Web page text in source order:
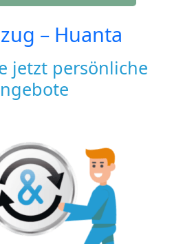
– Huanta
jetzt persönliche